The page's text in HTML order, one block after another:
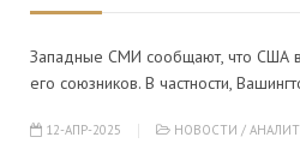
Западные СМИ сообщают, что США
его союзников. В частности,
12-АПР-2025 НОВОСТИ /